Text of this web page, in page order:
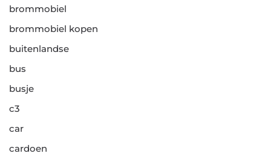
brommobiel
brommobiel kopen
buitenlandse
bus
busje
c3
car
cardoen